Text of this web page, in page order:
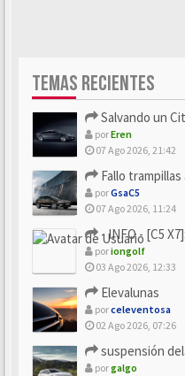
TEMAS RECIENTES
Salvando un Citroën
porEren
07 Ago 2026, 21:42
Fallo
porGsaC5
07 Ago 2026, 11:24
- INFO - [C5 X7]:
poriongolf
03 Ago 2026, 12:33
Elevalunas
porceleventosa
02 Ago 2026, 07:26
suspensión
porgalgo